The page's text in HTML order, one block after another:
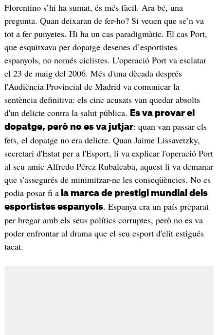
Florentino s’hi ha sumat, és més fàcil. Ara bé, una
pregunta. Quan deixaran de fer-ho? Si veuen que se’n va
tot a fer punyetes. Hi ha un cas paradigmàtic. El cas Port,
que esquitxava per dopatge desenes d’esportistes
espanyols, no només ciclistes. L'operació Port va esclatar
el 23 de maig del 2006. Més d'una dècada després
l'Audiència Provincial de Madrid va comunicar la
sentència definitiva: els cinc acusats van quedar absolts
d'un delicte contra la salut pública.
Es va provar el
dopatge, però no es va jutjar: quan van passar els
fets, el dopatge no era delicte. Quan Jaime Lissavetzky,
secretari d'Estat per a l'Esport, li va explicar l'operació Port
al seu amic Alfredo Pérez Rubalcaba, aquest li va demanar
que s'assegurés de minimitzar-ne les conseqüències. No es
podia posar fi ala marca de prestigi mundial dels
esportistes espanyols. Espanya era un país preparat
per bregar amb els seus polítics corruptes, però no es va
poder enfrontar al drama que el seu esport d'elit estigués
tacat.